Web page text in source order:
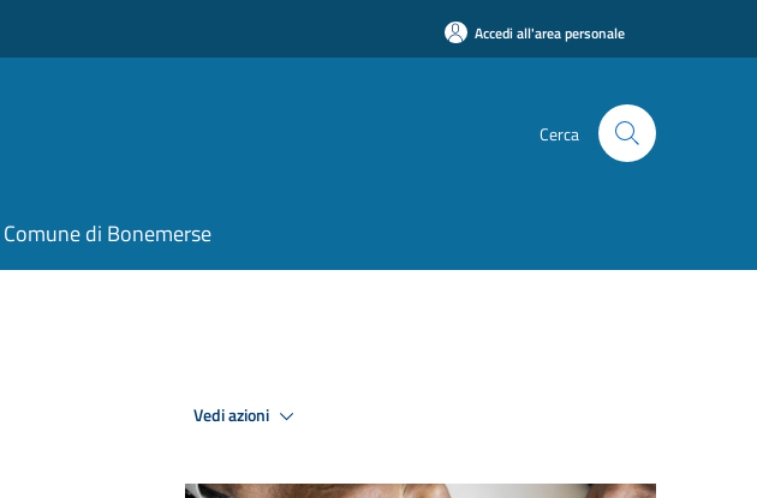
Accedi all'area personale
Cerca
Comune di Bonemerse
Vedi azioni